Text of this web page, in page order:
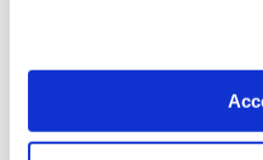
Le Comitato di
budget et du statut.